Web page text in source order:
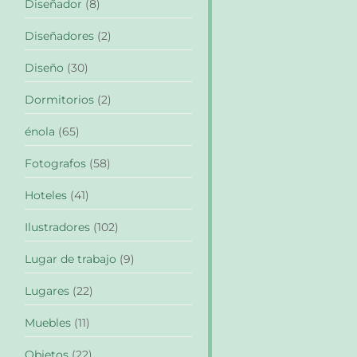
Diseñador (8)
Diseñadores (2)
Diseño (30)
Dormitorios (2)
énola (65)
Fotografos (58)
Hoteles (41)
Ilustradores (102)
Lugar de trabajo (9)
Lugares (22)
Muebles (11)
Objetos (22)